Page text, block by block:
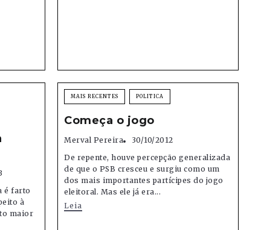
é farto
à
maior
MAIS RECENTES POLITICA
Começa o jogo
Merval Pereira
30/10/2012
De repente, houve percepção generalizada
de que o PSB cresceu e surgiu como um
dos mais importantes partícipes do jogo
eleitoral. Mas ele já era...
Leia